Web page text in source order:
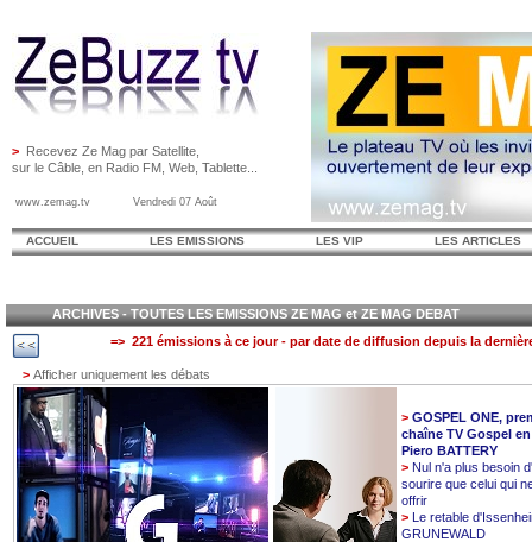
> Recevez Ze Mag par Satellite,
sur le Câble, en Radio FM, Web, Tablette...
www.zemag.tv Vendredi 07 Août
ACCUEIL LES EMISSIONS LES VIP LES ARTICLES
ARCHIVES - TOUTES LES EMISSIONS ZE MAG et ZE MAG DEBAT
=> 221 émissions à ce jour - par date de diffusion depuis la
> Afficher uniquement les débats
> GOSPEL ONE,
chaîne TV Gospel
Piero BATTERY
> Nul n'a plus besoin
sourire que celui qui
offrir
> Le retable
GRUNEWALD